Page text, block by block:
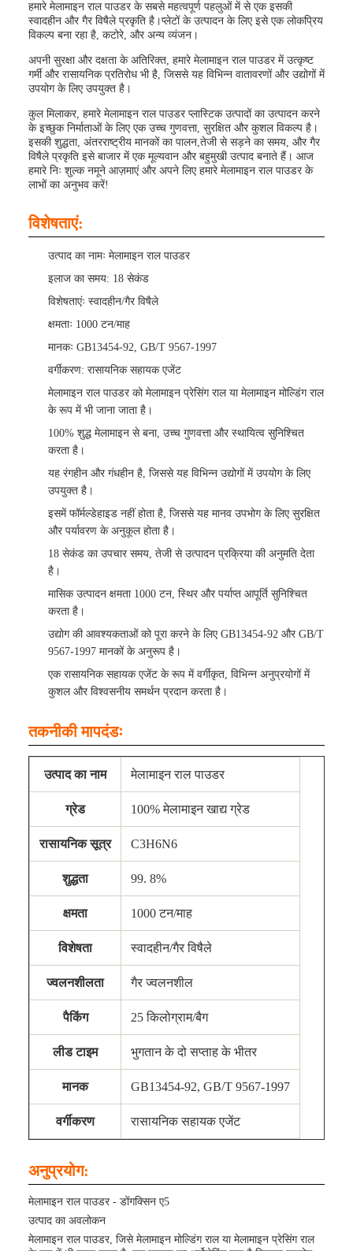
हमारे मेलामाइन राल पाउडर के सबसे महत्वपूर्ण पहलुओं में से एक इसकी
स्वादहीन और गैर विषैले प्रकृति है।प्लेटों के उत्पादन के लिए इसे एक लोकप्रिय
विकल्प बना रहा है, कटोरे, और अन्य व्यंजन।
अपनी सुरक्षा और दक्षता के अतिरिक्त, हमारे मेलामाइन राल पाउडर में उत्कृष्ट
गर्मी और रासायनिक प्रतिरोध भी है, जिससे यह विभिन्न वातावरणों और उद्योगों में
उपयोग के लिए उपयुक्त है।
कुल मिलाकर, हमारे मेलामाइन राल पाउडर प्लास्टिक उत्पादों का उत्पादन करने
के इच्छुक निर्माताओं के लिए एक उच्च गुणवत्ता, सुरक्षित और कुशल विकल्प है।
इसकी शुद्धता, अंतरराष्ट्रीय मानकों का पालन,तेजी से सड़ने का समय, और गैर
विषैले प्रकृति इसे बाजार में एक मूल्यवान और बहुमुखी उत्पाद बनाते हैं। आज
हमारे निः शुल्क नमूने आज़माएं और अपने लिए हमारे मेलामाइन राल पाउडर के
लाभों का अनुभव करें!
विशेषताएं:
उत्पाद का नामः मेलामाइन राल पाउडर
इलाज का समय: 18 सेकंड
विशेषताएंः स्वादहीन/गैर विषैले
क्षमताः 1000 टन/माह
मानकः GB13454-92, GB/T 9567-1997
वर्गीकरण: रासायनिक सहायक एजेंट
मेलामाइन राल पाउडर को मेलामाइन प्रेसिंग राल या मेलामाइन मोल्डिंग राल
के रूप में भी जाना जाता है।
100% शुद्ध मेलामाइन से बना, उच्च गुणवत्ता और स्थायित्व सुनिश्चित
करता है।
यह रंगहीन और गंधहीन है, जिससे यह विभिन्न उद्योगों में उपयोग के लिए
उपयुक्त है।
इसमें फॉर्मल्डेहाइड नहीं होता है, जिससे यह मानव उपभोग के लिए सुरक्षित
और पर्यावरण के अनुकूल होता है।
18 सेकंड का उपचार समय, तेजी से उत्पादन प्रक्रिया की अनुमति देता
है।
मासिक उत्पादन क्षमता 1000 टन, स्थिर और पर्याप्त आपूर्ति सुनिश्चित
करता है।
उद्योग की आवश्यकताओं को पूरा करने के लिए GB13454-92 और GB/T
9567-1997 मानकों के अनुरूप है।
एक रासायनिक सहायक एजेंट के रूप में वर्गीकृत, विभिन्न अनुप्रयोगों में
कुशल और विश्वसनीय समर्थन प्रदान करता है।
तकनीकी मापदंडः
उत्पाद का नाम मेलामाइन राल पाउडर
ग्रेड 100% मेलामाइन खाद्य ग्रेड
रासायनिक सूत्र C3H6N6
शुद्धता 99. 8%
क्षमता 1000 टन/माह
विशेषता स्वादहीन/गैर विषैले
ज्वलनशीलता गैर ज्वलनशील
पैकिंग 25 किलोग्राम/बैग
लीड टाइम भुगतान के दो सप्ताह के भीतर
मानक GB13454-92, GB/T 9567-1997
वर्गीकरण रासायनिक सहायक एजेंट
अनुप्रयोग:
मेलामाइन राल पाउडर - डोंगक्सिन ए5
उत्पाद का अवलोकन
मेलामाइन राल पाउडर, जिसे मेलामाइन मोल्डिंग राल या मेलामाइन प्रेसिंग राल